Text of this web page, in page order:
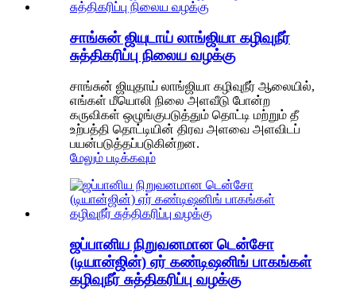
சாங்சுன் ஜியுடாய் லாங்ஜியா கழிவுநீர்
சுத்திகரிப்பு நிலைய வழக்கு
சாங்சுன் ஜியுதாய் லாங்ஜியா கழிவுநீர் ஆலையில்,
எங்கள் மீயொலி நிலை அளவீடு போன்ற
கருவிகள் ஒழுங்குபடுத்தும் தொட்டி மற்றும் தீ
உற்பத்தி தொட்டியின் திரவ அளவை அளவிடப்
பயன்படுத்தப்படுகின்றன.
மேலும் படிக்கவும்
ஜப்பானிய நிறுவனமான டென்சோ
(டியான்ஜின்) ஏர் கண்டிஷனிங் பாகங்கள்
கழிவுநீர் சுத்திகரிப்பு வழக்கு